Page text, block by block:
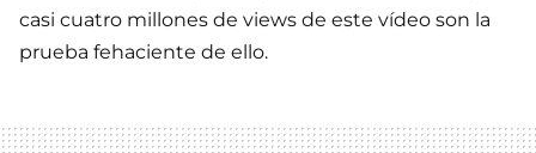
casi cuatro millones de views de este vídeo son la
prueba fehaciente de ello.